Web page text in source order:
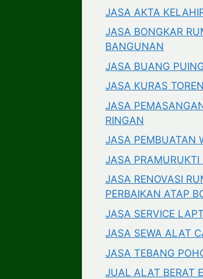
JASA AKTA
JASA BONGKAR
BANGUNAN
JASA BUANG
JASA KURAS TOREN
JASA
RINGAN
JASA PEMBUATAN
JASA PRAMURUKTI
JASA RENOVASI
PERBAIKAN ATAP
JASA SERVICE
JASA SEWA ALAT
JASA TEBANG
JUAL ALAT BERAT